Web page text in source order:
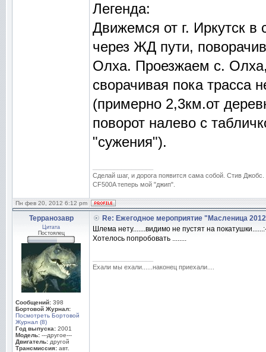
Легенда:
Движемся от г. Иркутск в
через ЖД пути,
Олха. Проезжаем с.
сворачивая пока трасса
(примерно 2,3км.от
поворот налево с
"сужения").
Сделай шаг, и дорога появится сама собой. Стив Джобс.
CF500A теперь мой "джип".
Пн фев 20, 2012 6:12 pm
Терранозавр
Цитата
Постоялец
Сообщений: 398
Бортовой Журнал:
Посмотреть Бортовой
Журнал (8)
Год выпуска: 2001
Модель: ---другое---
Двигатель: другой
Трансмиссия: авт.
Re: Ежегодное мероприятие "Масленица
Шлема нету.......видимо не пустят на
Хотелось попробовать ........
Ехали мы ехали......наконец приехали....